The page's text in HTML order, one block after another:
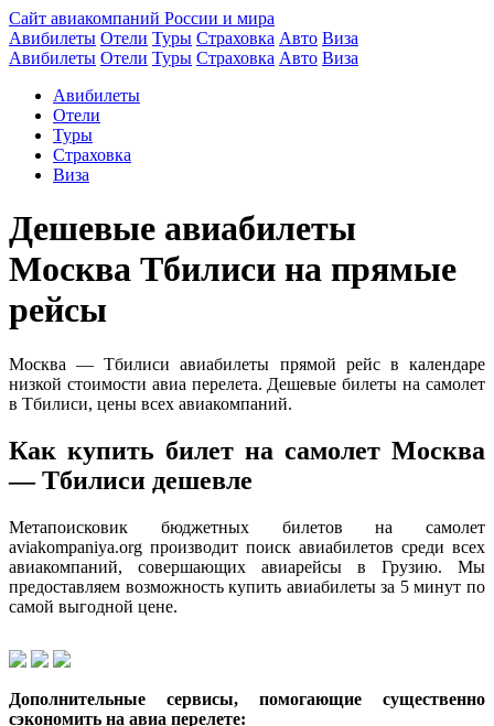
Сайт авиакомпаний России и мира
Авибилеты Отели Туры Страховка Авто Виза
Авибилеты Отели Туры Страховка Авто Виза
Авибилеты
Отели
Туры
Страховка
Виза
Дешевые авиабилеты
Москва Тбилиси на прямые
рейсы
Москва — Тбилиси авиабилеты прямой рейс в календаре
низкой стоимости авиа перелета. Дешевые билеты на самолет
в Тбилиси, цены всех авиакомпаний.
Как купить билет на самолет Москва
— Тбилиси дешевле
Метапоисковик бюджетных билетов на самолет
aviakompaniya.org производит поиск авиабилетов среди всех
авиакомпаний, совершающих авиарейсы в Грузию. Мы
предоставляем возможность купить авиабилеты за 5 минут по
самой выгодной цене.
Дополнительные сервисы, помогающие существенно
сэкономить на авиа перелете: